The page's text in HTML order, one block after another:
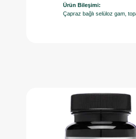
Ürün Bileşimi:
Çapraz bağlı selüloz gam,